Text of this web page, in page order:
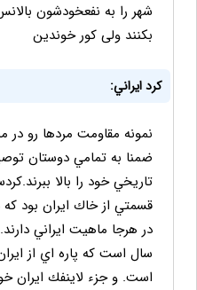
شهر را به نفعخودشون
بکنند ولی کور خوندین
كرد ايراني:
نمونه مقاومت مردها رو در
ضمنا به تمامي دوستان
تاريخي خود را بالا
قسمتي از خاك ايران بود
سال است كه پاره اي از
است. و جزء لاينفك ايران